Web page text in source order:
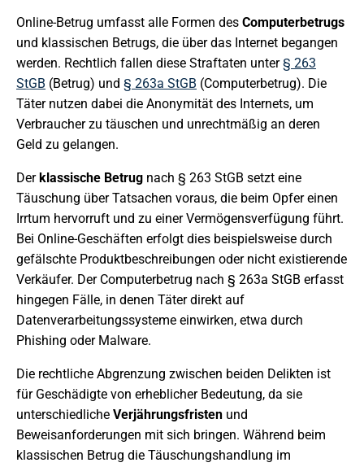
Online-Betrug umfasst alle Formen des Computerbetrugs
und klassischen Betrugs, die über das Internet begangen
werden. Rechtlich fallen diese Straftaten unter§ 263
StGB (Betrug) und § 263a StGB (Computerbetrug). Die
Täter nutzen dabei die Anonymität des Internets, um
Verbraucher zu täuschen und unrechtmäßig an deren
Geld zu gelangen.
Derklassische Betrug nach § 263 StGB setzt eine
Täuschung über Tatsachen voraus, die beim Opfer einen
Irrtum hervorruft und zu einer Vermögensverfügung führt.
Bei Online-Geschäften erfolgt dies beispielsweise durch
gefälschte Produktbeschreibungen oder nicht existierende
Verkäufer. Der Computerbetrug nach § 263a StGB erfasst
hingegen Fälle, in denen Täter direkt auf
Datenverarbeitungssysteme einwirken, etwa durch
Phishing oder Malware.
Die rechtliche Abgrenzung zwischen beiden Delikten ist
für Geschädigte von erheblicher Bedeutung, da sie
unterschiedliche Verjährungsfristen und
Beweisanforderungen mit sich bringen. Während beim
klassischen Betrug die Täuschungshandlung im